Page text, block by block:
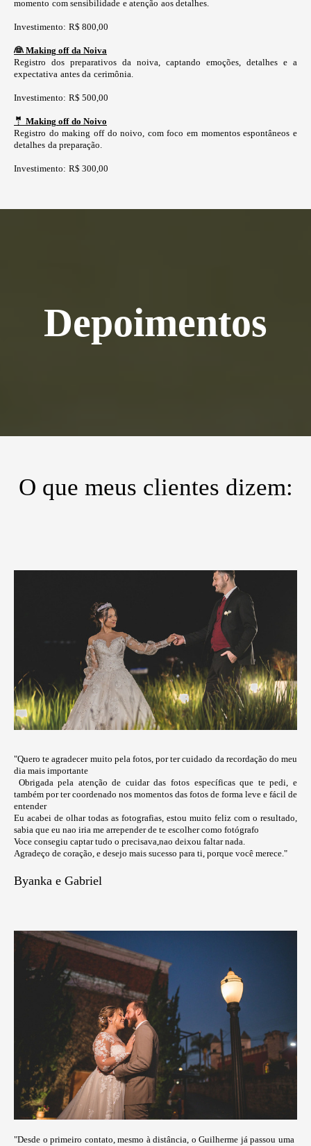
momento com sensibilidade e atenção aos detalhes.
Investimento: R$ 800,00
👰 Making off da Noiva
Registro dos preparativos da noiva, captando emoções, detalhes e a
expectativa antes da cerimônia.
Investimento: R$ 500,00
🤵 Making off do Noivo
Registro do making off do noivo, com foco em momentos espontâneos e
detalhes da preparação.
Investimento: R$ 300,00
Depoimentos
O que meus clientes dizem:
"Quero te agradecer muito pela fotos, por ter cuidado da recordação do meu
dia mais importante
Obrigada pela atenção de cuidar das fotos específicas que te pedi, e
também por ter coordenado nos momentos das fotos de forma leve e fácil de
entender
Eu acabei de olhar todas as fotografias, estou muito feliz com o resultado,
sabia que eu nao iria me arrepender de te escolher como fotógrafo
Voce consegiu captar tudo o precisava,nao deixou faltar nada.
Agradeço de coração, e desejo mais sucesso para ti, porque você merece."
Byanka e Gabriel
"Desde o primeiro contato, mesmo à distância, o Guilherme já passou uma